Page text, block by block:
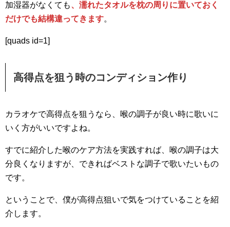
加湿器がなくても、濡れたタオルを枕の周りに置いておく
だけでも結構違ってきます。
[quads id=1]
高得点を狙う時のコンディション作り
カラオケで高得点を狙うなら、喉の調子が良い時に歌いに
いく方がいいですよね。
すでに紹介した喉のケア方法を実践すれば、喉の調子は大
分良くなりますが、できればベストな調子で歌いたいもの
です。
ということで、僕が高得点狙いで気をつけていることを紹
介します。